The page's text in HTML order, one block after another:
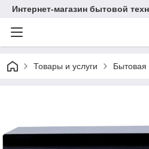
Интернет-магазин бытовой
Товары и услуги Бытовая